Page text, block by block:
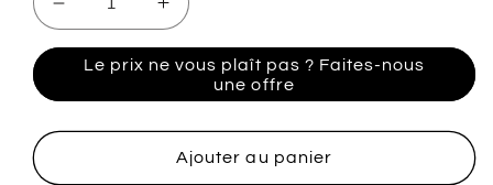
Réduire
la
quantité
Francis
Augmenter
la
quantité
Francis
Kurkdjian
Le prix ne vous plaît pas ? Faites-nous
une offre
Ajouter au panier